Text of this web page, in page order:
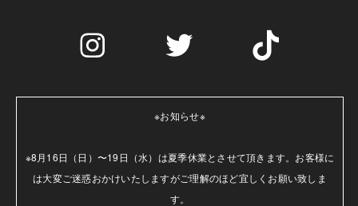
※お知らせ※
※8月16日（日）〜19日（水）は夏季休業とさせて頂きます。お客様に
は大変ご迷惑おかけいたしますがご理解のほど宜しくお願い致しま
す。